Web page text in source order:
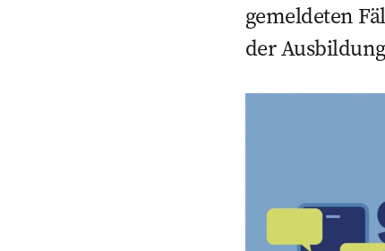
gemeldeten
der